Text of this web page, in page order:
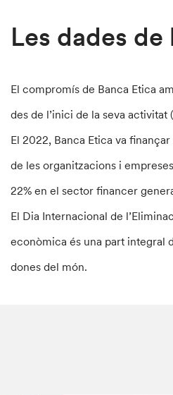
Les dades de
El compromís de Banca Etica
des de l’inici de la seva
El 2022, Banca Etica va
de les organitzacions i
22% en el sector financer
El Dia Internacional de
econòmica és una part integral
dones del món.